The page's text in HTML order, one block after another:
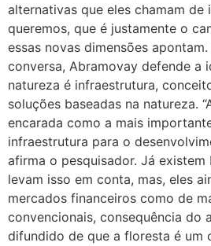
alternativas que eles chamam de
queremos, que é justamente o
essas novas dimensões
conversa, Abramovay defende a
natureza é infraestrutura,
soluções baseadas na natureza.
encarada como a mais
infraestrutura para o
afirma o pesquisador. Já
levam isso em conta, mas, eles
mercados financeiros como de
convencionais, consequência do
difundido de que a floresta é um